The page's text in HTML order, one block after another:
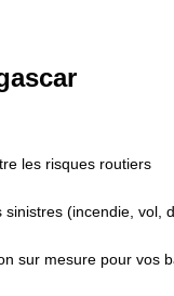
les risques routiers
(incendie, vol,
sur mesure pour vos